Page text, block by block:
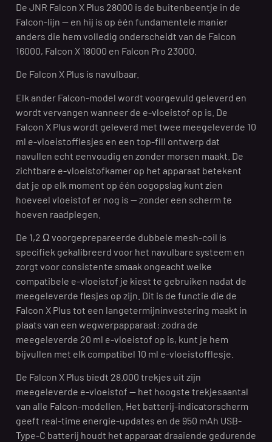
De JNR Falcon X Plus 28000 is de buitenbeentje in de
Falcon-lijn — en hij is op één fundamentele manier
anders die hem volledig onderscheidt van de Falcon
16000, Falcon X 18000 en Falcon Pro 23000.
De Falcon X Plus is navulbaar.
Elk ander Falcon-model wordt voorgevuld geleverd en
wordt vervangen wanneer de e-vloeistof op is. De
Falcon X Plus wordt geleverd met twee meegeleverde 10
ml e-vloeistofflesjes en een top-fill ontwerp dat
navullen echt eenvoudig en zonder morsen maakt. De
zichtbare e-vloeistofkamer op het apparaat betekent
dat je op elk moment op één oogopslag kunt zien
hoeveel vloeistof er nog is — zonder een scherm te
hoeven raadplegen.
De 1,2 Ω voorgeprepareerde dubbele mesh-coil is
specifiek gekalibreerd voor het navulbare systeem en
zorgt voor consistente smaak ongeacht welke
compatibele e-vloeistof je kiest te gebruiken nadat de
meegeleverde flesjes op zijn. Dit is de functie die de
Falcon X Plus tot een langetermijninvestering maakt in
plaats van een wegwerpapparaat: zodra de
meegeleverde 20 ml e-vloeistof op is, kunt je hem
bijvullen met elk compatibel 10 ml e-vloeistofflesje.
De Falcon X Plus biedt 28.000 trekjes uit zijn
meegeleverde e-vloeistof — het hoogste trekjesaantal
van alle Falcon-modellen. Het batterij-indicatorscherm
geeft real-time energie-updates en de 950 mAh USB-
Type-C batterij houdt het apparaat draaiende gedurende